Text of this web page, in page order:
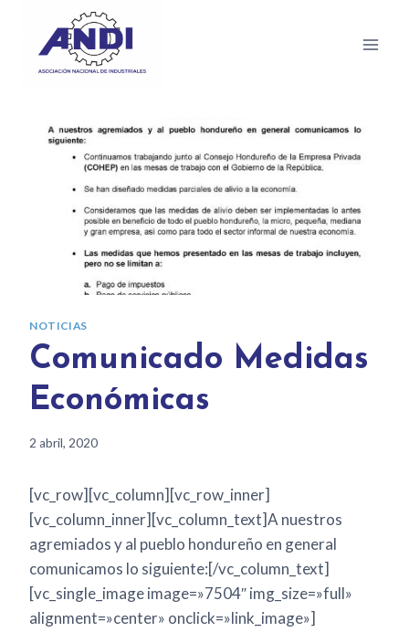
NOTICIAS
Comunicado Medidas
Económicas
2 abril, 2020
[vc_row][vc_column][vc_row_inner]
[vc_column_inner][vc_column_text]A nuestros
agremiados y al pueblo hondureño en general
comunicamos lo siguiente:[/vc_column_text]
[vc_single_image image=»7504″ img_size=»full»
alignment=»center» onclick=»link_image»]